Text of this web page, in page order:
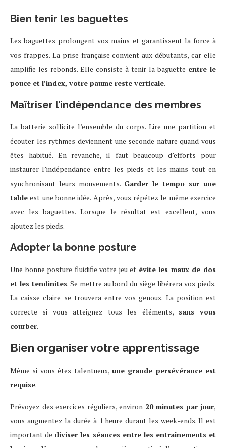
Bien tenir les baguettes
Les baguettes prolongent vos mains et garantissent la force à
vos frappes. La prise française convient aux débutants, car elle
amplifie les rebonds. Elle consiste à tenir la baguette entre le
pouce et l’index, votre paume reste verticale.
Maîtriser l’indépendance des membres
La batterie sollicite l’ensemble du corps. Lire une partition et
écouter les rythmes deviennent une seconde nature quand vous
êtes habitué. En revanche, il faut beaucoup d’efforts pour
instaurer l’indépendance entre les pieds et les mains tout en
synchronisant leurs mouvements. Garder le tempo sur une
table est une bonne idée. Après, vous répétez le même exercice
avec les baguettes. Lorsque le résultat est excellent, vous
ajoutez les pieds.
Adopter la bonne posture
Une bonne posture fluidifie votre jeu et évite les maux de dos
et les tendinites. Se mettre au bord du siège libérera vos pieds.
La caisse claire se trouvera entre vos genoux. La position est
correcte si vous atteignez tous les éléments, sans vous
courber.
Bien organiser votre apprentissage
Même si vous êtes talentueux, une grande persévérance est
requise.
Prévoyez des exercices réguliers, environ 20 minutes par jour,
vous augmentez la durée à 1 heure durant les week-ends. Il est
important de diviser les séances entre les entraînements et